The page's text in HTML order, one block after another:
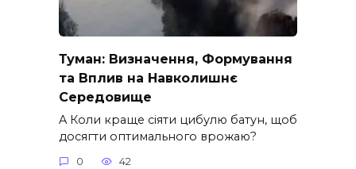
Туман: Визначення, Формування
та Вплив на Навколишнє
Середовище
A Коли краще сіяти цибулю батун, щоб
досягти оптимального врожаю?
0 42